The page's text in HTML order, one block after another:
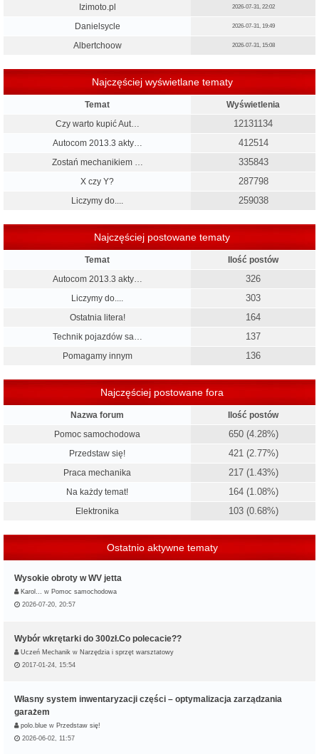
Izimoto.pl 2026-07-31, 22:02
Danielsycle 2026-07-31, 19:49
Albertchoow 2026-07-31, 15:08
Najczęściej wyświetlane tematy
Temat
Wyświetlenia
Czy warto kupić Aut…
12131134
Autocom 2013.3 akty… 412514
Zostań mechanikiem … 335843
X czy Y? 287798
Liczymy do.... 259038
Najczęściej postowane tematy
Temat
Ilość postów
Autocom 2013.3 akty…
326
Liczymy do.... 303
Ostatnia litera! 164
Technik pojazdów sa… 137
Pomagamy innym 136
Najczęściej postowane fora
Nazwa forum
Ilość postów
Pomoc samochodowa
650 (4.28%)
Przedstaw się! 421 (2.77%)
Praca mechanika 217 (1.43%)
Na każdy temat! 164 (1.08%)
Elektronika 103 (0.68%)
Ostatnio aktywne tematy
Wysokie obroty w WV jetta
Karol… w Pomoc samochodowa
2026-07-20, 20:57
Wybór wkrętarki do 300zł.Co polecacie??
Uczeń Mechanik w Narzędzia i sprzęt warsztatowy
2017-01-24, 15:54
Własny system inwentaryzacji części – optymalizacja zarządzania
garażem
polo.blue w Przedstaw się!
2026-06-02, 11:57